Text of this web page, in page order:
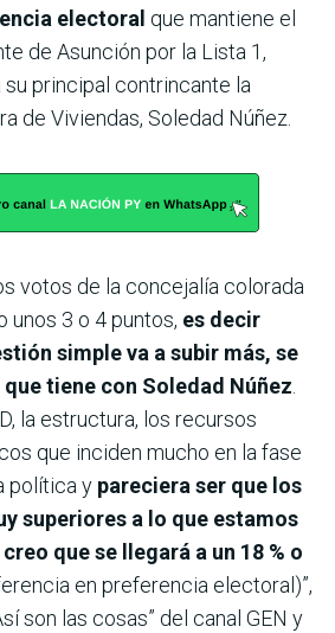
electoral que mantiene el
de Asunción por la Lista 1,
principal contrincante la
de Viviendas, Soledad Núñez.
votos de la concejalía colorada
unos 3 o 4 puntos, es decir
simple va a subir más, se
tiene con Soledad Núñez.
la estructura, los recursos
que inciden mucho en la fase
política y pareciera ser que los
superiores a lo que estamos
que se llegará a un 18 % o
en preferencia electoral)”,
son las cosas” del canal GEN y